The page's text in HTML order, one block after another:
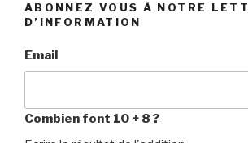
ABONNEZ VOUS À NOTRE
D’INFORMATION
Email
Combien font 10 + 8 ?